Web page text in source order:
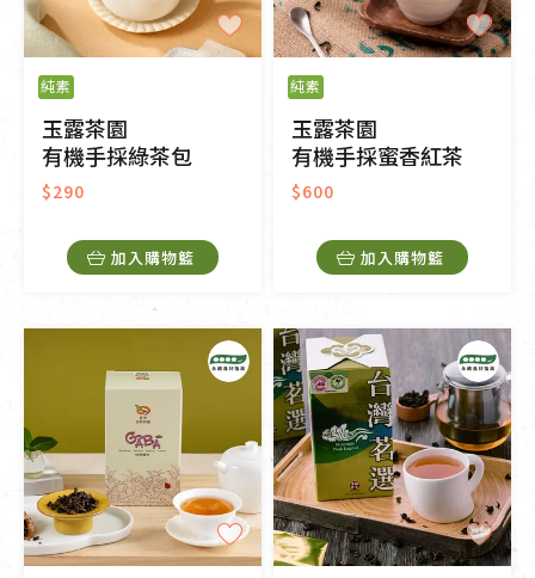
純素
玉露茶園
有機手採綠茶包
$290
加入購物籃
純素
玉露茶園
有機手採蜜香紅茶
$600
加入購物籃